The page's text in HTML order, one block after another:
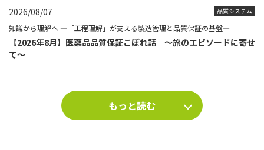
2026/08/07 品質システム
知識から理解へ ―「工程理解」が支える製造管理と品質保証の基盤―
【2026年8月】医薬品品質保証こぼれ話 ～旅のエピソードに寄せ
て～
もっと読む